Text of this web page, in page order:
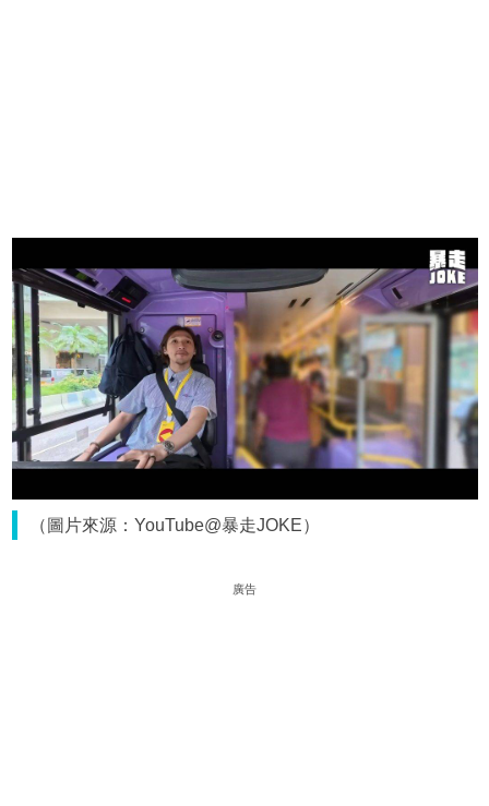
（圖片來源：YouTube@暴走JOKE）
廣告